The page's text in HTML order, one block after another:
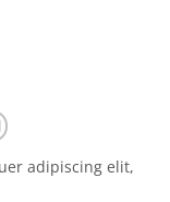
adipiscing elit,